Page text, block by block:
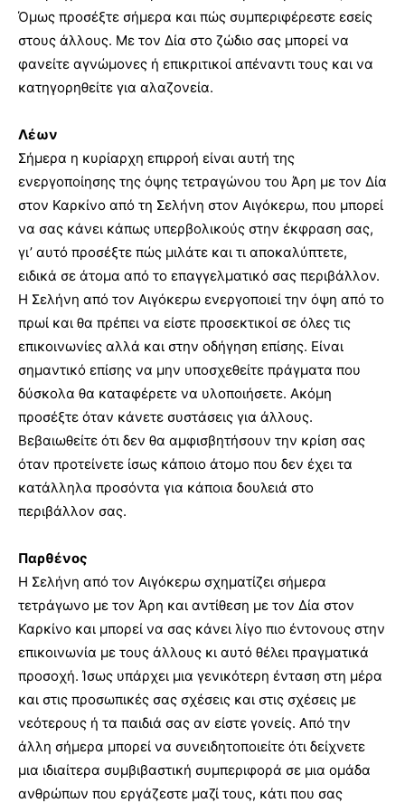
Όμως προσέξτε σήμερα και πώς συμπεριφέρεστε εσείς
στους άλλους. Με τον Δία στο ζώδιο σας μπορεί να
φανείτε αγνώμονες ή επικριτικοί απέναντι τους και να
κατηγορηθείτε για αλαζονεία.
Λέων
Σήμερα η κυρίαρχη επιρροή είναι αυτή της
ενεργοποίησης της όψης τετραγώνου του Άρη με τον Δία
στον Καρκίνο από τη Σελήνη στον Αιγόκερω, που μπορεί
να σας κάνει κάπως υπερβολικούς στην έκφραση σας,
γι’ αυτό προσέξτε πώς μιλάτε και τι αποκαλύπτετε,
ειδικά σε άτομα από το επαγγελματικό σας περιβάλλον.
Η Σελήνη από τον Αιγόκερω ενεργοποιεί την όψη από το
πρωί και θα πρέπει να είστε προσεκτικοί σε όλες τις
επικοινωνίες αλλά και στην οδήγηση επίσης. Είναι
σημαντικό επίσης να μην υποσχεθείτε πράγματα που
δύσκολα θα καταφέρετε να υλοποιήσετε. Ακόμη
προσέξτε όταν κάνετε συστάσεις για άλλους.
Βεβαιωθείτε ότι δεν θα αμφισβητήσουν την κρίση σας
όταν προτείνετε ίσως κάποιο άτομο που δεν έχει τα
κατάλληλα προσόντα για κάποια δουλειά στο
περιβάλλον σας.
Παρθένος
Η Σελήνη από τον Αιγόκερω σχηματίζει σήμερα
τετράγωνο με τον Άρη και αντίθεση με τον Δία στον
Καρκίνο και μπορεί να σας κάνει λίγο πιο έντονους στην
επικοινωνία με τους άλλους κι αυτό θέλει πραγματικά
προσοχή. Ίσως υπάρχει μια γενικότερη ένταση στη μέρα
και στις προσωπικές σας σχέσεις και στις σχέσεις με
νεότερους ή τα παιδιά σας αν είστε γονείς. Από την
άλλη σήμερα μπορεί να συνειδητοποιείτε ότι δείχνετε
μια ιδιαίτερα συμβιβαστική συμπεριφορά σε μια ομάδα
ανθρώπων που εργάζεστε μαζί τους, κάτι που σας